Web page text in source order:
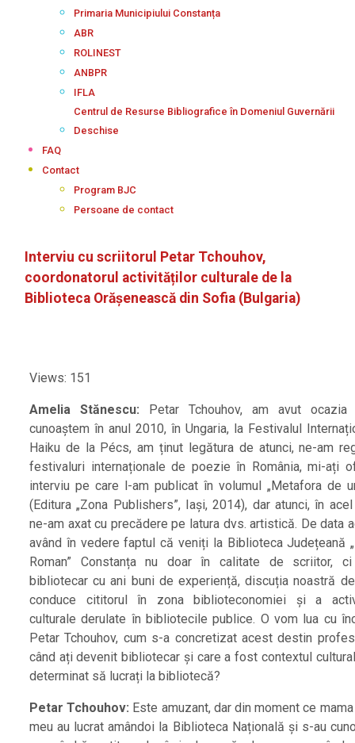
Primaria Municipiului Constanța
ABR
ROLINEST
ANBPR
IFLA
Centrul de Resurse Bibliografice în Domeniul Guvernării
Deschise
FAQ
Contact
Program BJC
Persoane de contact
Interviu cu scriitorul Petar Tchouhov,
coordonatorul activităților culturale de la
Biblioteca Orășenească din Sofia (Bulgaria)
Views: 151
Amelia Stănescu: Petar Tchouhov, am avut
cunoaștem în anul 2010, în Ungaria, la Festivalul
Haiku de la Pécs, am ținut legătura de atunci, ne-am
festivaluri internaționale de poezie în România, mi-ați
interviu pe care l-am publicat în volumul „Metafora de
(Editura „Zona Publishers”, Iași, 2014), dar atunci, în
ne-am axat cu precădere pe latura dvs. artistică. De data
având în vedere faptul că veniți la Biblioteca Județeană
Roman” Constanța nu doar în calitate de scriitor,
bibliotecar cu ani buni de experiență, discuția noastră
conduce cititorul în zona biblioteconomiei și a
culturale derulate în bibliotecile publice. O vom lua cu
Petar Tchouhov, cum s-a concretizat acest destin
când ați devenit bibliotecar și care a fost contextul
determinat să lucrați la bibliotecă?
Petar Tchouhov: Este amuzant, dar din moment ce
meu au lucrat amândoi la Biblioteca Națională și s-au